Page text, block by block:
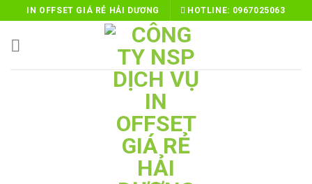
to
content
IN OFFSET GIÁ RẺ HẢI DƯƠNG HOTLINE: 0967025063